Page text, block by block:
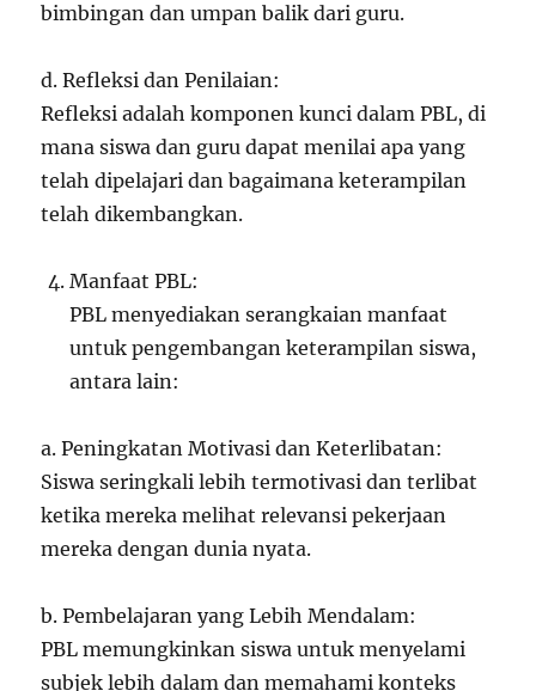
bimbingan dan umpan balik dari guru.
d. Refleksi dan Penilaian:
Refleksi adalah komponen kunci dalam PBL, di
mana siswa dan guru dapat menilai apa yang
telah dipelajari dan bagaimana keterampilan
telah dikembangkan.
Manfaat PBL:
PBL menyediakan serangkaian manfaat
untuk pengembangan keterampilan siswa,
antara lain:
a. Peningkatan Motivasi dan Keterlibatan:
Siswa seringkali lebih termotivasi dan terlibat
ketika mereka melihat relevansi pekerjaan
mereka dengan dunia nyata.
b. Pembelajaran yang Lebih Mendalam:
PBL memungkinkan siswa untuk menyelami
subjek lebih dalam dan memahami konteks